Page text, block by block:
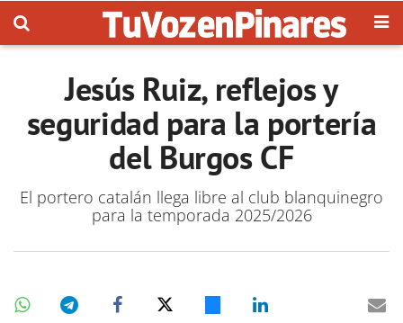
Jesús Ruiz, reflejos y
seguridad para la portería
del Burgos CF
El portero catalán llega libre al club blanquinegro
para la temporada 2025/2026